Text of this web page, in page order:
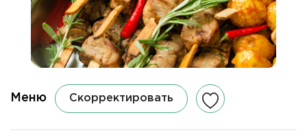
Меню Скорректировать